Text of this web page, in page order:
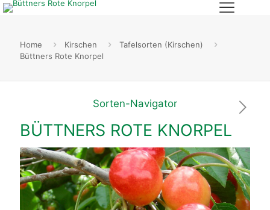
Home Kirschen
Tafelsorten (Kirschen)
Büttners Rote Knorpel
Sorten-Navigator
BÜTTNERS ROTE KNORPEL